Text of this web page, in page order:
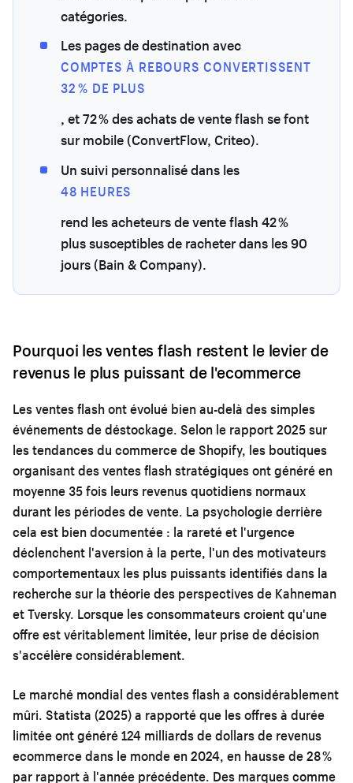
catégories.
Les pages de destination avec
COMPTES À REBOURS CONVERTISSENT
32 % DE PLUS
, et 72 % des achats de vente flash se font
sur mobile (ConvertFlow, Criteo).
Un suivi personnalisé dans les
48 HEURES
rend les acheteurs de vente flash 42 %
plus susceptibles de racheter dans les 90
jours (Bain & Company).
Pourquoi les ventes flash restent le levier de
revenus le plus puissant de l'ecommerce
Les ventes flash ont évolué bien au-delà des simples
événements de déstockage. Selon le rapport 2025 sur
les tendances du commerce de Shopify, les boutiques
organisant des ventes flash stratégiques ont généré en
moyenne 35 fois leurs revenus quotidiens normaux
durant les périodes de vente. La psychologie derrière
cela est bien documentée : la rareté et l'urgence
déclenchent l'aversion à la perte, l'un des motivateurs
comportementaux les plus puissants identifiés dans la
recherche sur la théorie des perspectives de Kahneman
et Tversky. Lorsque les consommateurs croient qu'une
offre est véritablement limitée, leur prise de décision
s'accélère considérablement.
Le marché mondial des ventes flash a considérablement
mûri. Statista (2025) a rapporté que les offres à durée
limitée ont généré 124 milliards de dollars de revenus
ecommerce dans le monde en 2024, en hausse de 28 %
par rapport à l'année précédente. Des marques comme